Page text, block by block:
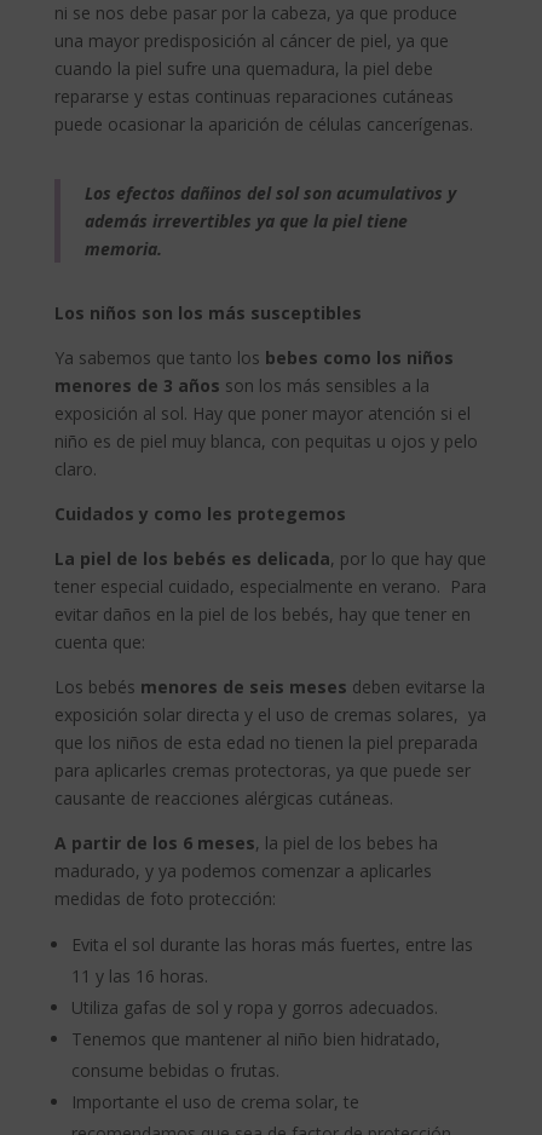
ni se nos debe pasar por la cabeza, ya que produce
una mayor predisposición al cáncer de piel, ya que
cuando la piel sufre una quemadura, la piel debe
repararse y estas continuas reparaciones cutáneas
puede ocasionar la aparición de células cancerígenas.
Los efectos dañinos del sol son acumulativos y
además irrevertibles ya que la piel tiene
memoria.
Los niños son los más susceptibles
Ya sabemos que tanto los bebes como los niños
menores de 3 años son los más sensibles a la
exposición al sol. Hay que poner mayor atención si el
niño es de piel muy blanca, con pequitas u ojos y pelo
claro.
Cuidados y como les protegemos
La piel de los bebés es delicada, por lo que hay que
tener especial cuidado, especialmente en verano. Para
evitar daños en la piel de los bebés, hay que tener en
cuenta que:
Los bebés menores de seis meses deben evitarse la
exposición solar directa y el uso de cremas solares, ya
que los niños de esta edad no tienen la piel preparada
para aplicarles cremas protectoras, ya que puede ser
causante de reacciones alérgicas cutáneas.
A partir de los 6 meses, la piel de los bebes ha
madurado, y ya podemos comenzar a aplicarles
medidas de foto protección:
Evita el sol durante las horas más fuertes, entre las
11 y las 16 horas.
Utiliza gafas de sol y ropa y gorros adecuados.
Tenemos que mantener al niño bien hidratado,
consume bebidas o frutas.
Importante el uso de crema solar, te